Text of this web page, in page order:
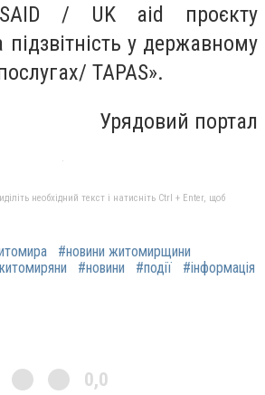
/ UK aid проєкту
підзвітність у державному
TAPAS».
Урядовий портал
необхідний текст і натисніть Ctrl + Enter, щоб
#новини житомирщини
#новини #події #інформація
0,0